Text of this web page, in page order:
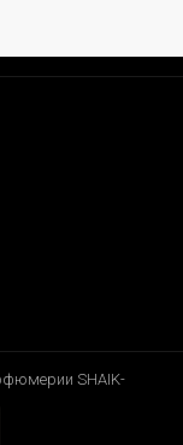
SHAIK-